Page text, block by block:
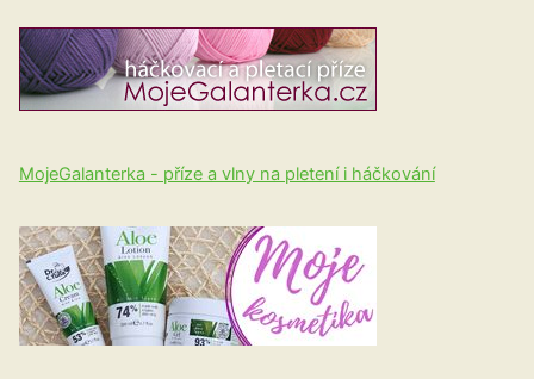
MojeGalanterka - příze a vlny na pletení i háčkování